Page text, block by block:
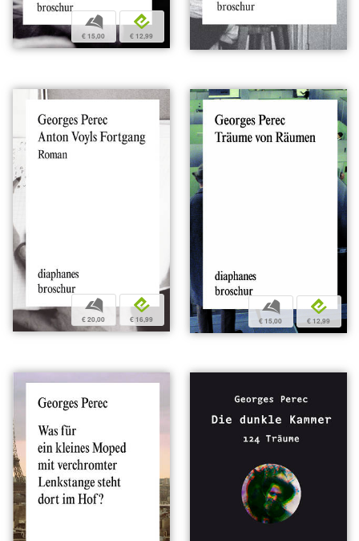
b
€ 15,00
e
€ 12,99
b
€ 20,00
e
€ 16,99
b
€ 15,00
e
€ 12,99